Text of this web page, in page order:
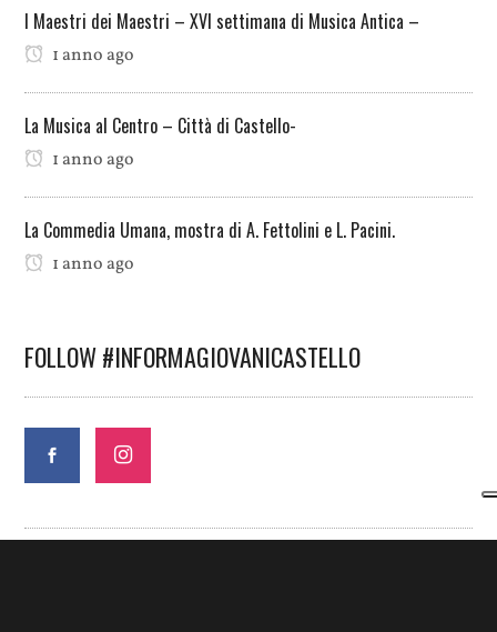
I Maestri dei Maestri – XVI settimana di Musica Antica –
1 anno ago
La Musica al Centro – Città di Castello-
1 anno ago
La Commedia Umana, mostra di A. Fettolini e L. Pacini.
1 anno ago
FOLLOW #INFORMAGIOVANICASTELLO